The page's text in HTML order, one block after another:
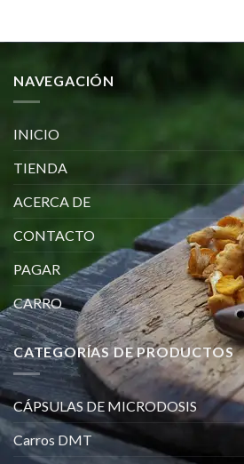
NAVEGACIÓN
INICIO
TIENDA
ACERCA DE
CONTACTO
PAGAR
CARRO
CATEGORÍAS DE PRODUCTOS
CÁPSULAS DE MICRODOSIS
Carros DMT